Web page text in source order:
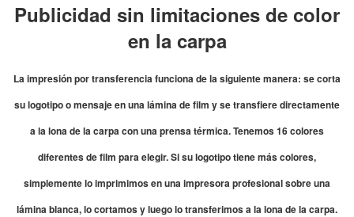
Publicidad sin limitaciones de color
en la carpa
La impresión por transferencia funciona de la siguiente manera: se corta
su logotipo o mensaje en una lámina de film y se transfiere directamente
a la lona de la carpa con una prensa térmica. Tenemos 16 colores
diferentes de film para elegir. Si su logotipo tiene más colores,
simplemente lo imprimimos en una impresora profesional sobre una
lámina blanca, lo cortamos y luego lo transferimos a la lona de la carpa.